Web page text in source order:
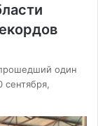
один
сентября,